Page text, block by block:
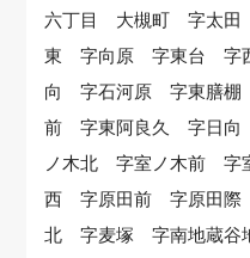
六丁目 大槻町 字太
東 字向原 字東台 字
向 字石河原 字東膳
前 字東阿良久 字日
ノ木北 字室ノ木前 字
西 字原田前 字原田
北 字麦塚 字南地蔵